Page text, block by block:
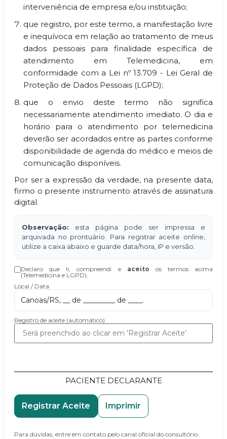
interveniência de empresa e/ou instituição;
que registro, por este termo, a manifestação livre
e inequívoca em relação ao tratamento de meus
dados pessoais para finalidade específica de
atendimento em Telemedicina, em
conformidade com a Lei nº 13.709 - Lei Geral de
Proteção de Dados Pessoais (LGPD);
que o envio deste termo não significa
necessariamente atendimento imediato. O dia e
horário para o atendimento por telemedicina
deverão ser acordados entre as partes conforme
disponibilidade de agenda do médico e meios de
comunicação disponíveis.
Por ser a expressão da verdade, na presente data,
firmo o presente instrumento através de assinatura
digital.
Observação: esta página pode ser impressa e
arquivada no prontuário. Para registrar aceite online,
utilize a caixa abaixo e guarde data/hora, IP e versão.
Declaro que li, compreendi e aceito os termos acima
(Telemedicina e LGPD).
Local / Data
Canoas/RS, __ de _________ de ____.
Registro de aceite (automático)
PACIENTE DECLARANTE
Registrar Aceite Imprimir
Para dúvidas, entre em contato pelo canal oficial do consultório.